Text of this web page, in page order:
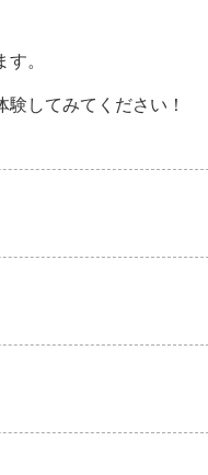
。
してみてください！